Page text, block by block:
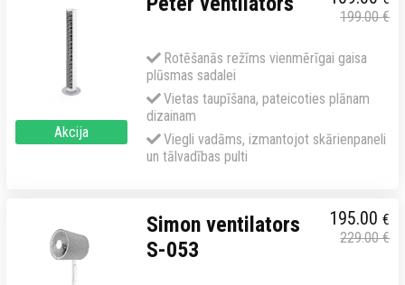
Akcija
199.00€
Rotēšanās režīms vienmērīgai gaisa
plūsmas sadalei
Vietas taupīšana, pateicoties plānam
dizainam
Viegli vadāms, izmantojot skārienpaneli
un tālvadības pulti
195.00€
229.00€
Simon ventilators
S-053